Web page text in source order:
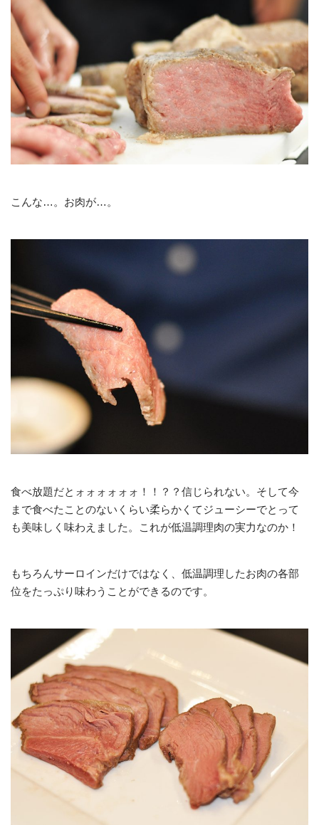
こんな…。お肉が…。
食べ放題だとォォォォォォ！！？？信じられない。そして今
まで食べたことのないくらい柔らかくてジューシーでとって
も美味しく味わえました。これが低温調理肉の実力なのか！
もちろんサーロインだけではなく、低温調理したお肉の各部
位をたっぷり味わうことができるのです。